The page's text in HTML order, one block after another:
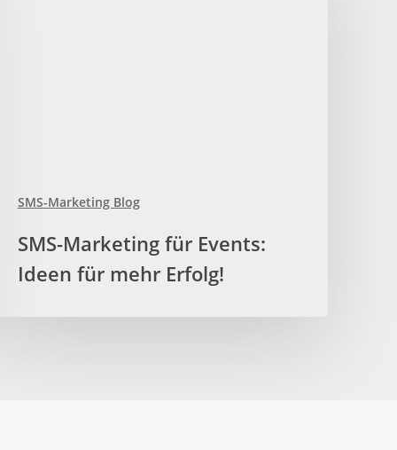
SMS-Marketing Blog
SMS-Marketing für Events:
Ideen für mehr Erfolg!